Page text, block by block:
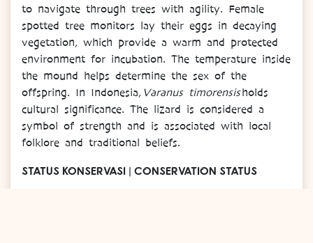
to navigate through trees with agility. Female
spotted tree monitors lay their eggs in decaying
vegetation, which provide a warm and protected
environment for incubation. The temperature inside
the mound helps determine the sex of the
offspring. In Indonesia, Varanus timorensisholds
cultural significance. The lizard is considered a
symbol of strength and is associated with local
folklore and traditional beliefs.
STATUS KONSERVASI | CONSERVATION STATUS